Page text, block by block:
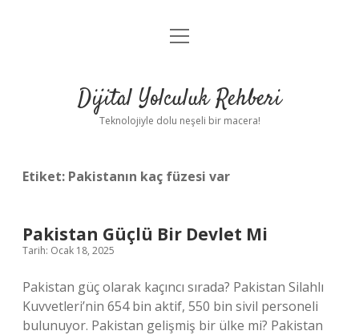
Anasayfa
Yasal Uyarı
menüyü
Dijital Yolculuk Rehberi
Teknolojiyle dolu neşeli bir macera!
Etiket: Pakistanın kaç füzesi var
Pakistan Güçlü Bir Devlet Mi
Tarih: Ocak 18, 2025
Pakistan güç olarak kaçıncı sırada? Pakistan Silahlı
Kuvvetleri’nin 654 bin aktif, 550 bin sivil personeli
bulunuyor. Pakistan gelişmiş bir ülke mi? Pakistan